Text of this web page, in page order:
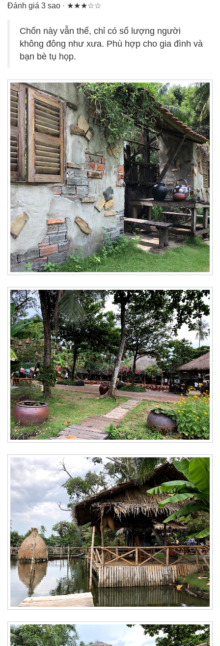
Đánh giá 3 sao · ★★★☆☆
Chốn này vẫn thế, chỉ có số lượng người
không đông như xưa. Phù hợp cho gia đình và
bạn bè tụ họp.